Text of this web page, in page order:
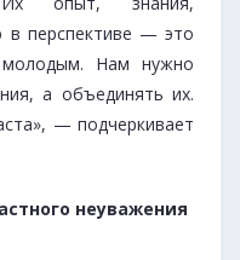
в перспективе — это
Нам нужно
а объединять их.
— подчеркивает
неуважения